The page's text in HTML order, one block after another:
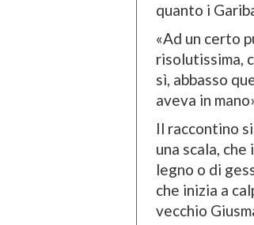
quanto i
«Ad un certo
risolutissima,
sì, abbasso
aveva in
Il raccontino
una scala,
legno o di
che inizia a
vecchio